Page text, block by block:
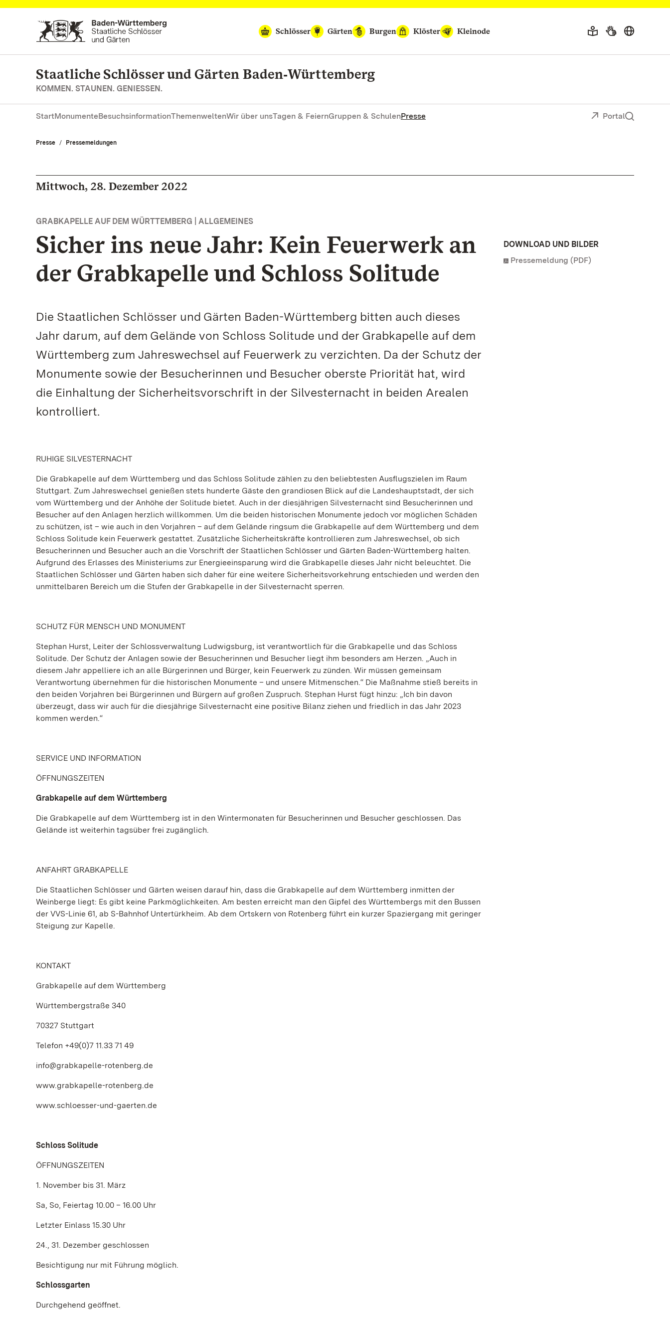
Zum Hauptinhalt springen
Schlösser
Gärten Burgen Klöster Kleinode
Staatliche Schlösser und Gärten Baden‑Württemberg
KOMMEN. STAUNEN. GENIESSEN.
StartMonumenteBesuchsinformationThemenweltenWir über unsTagen & FeiernGruppen & SchulenPresse Portal
Presse Pressemeldungen
Mittwoch, 28. Dezember 2022
GRABKAPELLE AUF DEM WÜRTTEMBERG | ALLGEMEINES
Sicher ins neue Jahr: Kein Feuerwerk an
der Grabkapelle und Schloss Solitude
Die Staatlichen Schlösser und Gärten Baden-Württemberg bitten auch dieses
Jahr darum, auf dem Gelände von Schloss Solitude und der Grabkapelle auf dem
Württemberg zum Jahreswechsel auf Feuerwerk zu verzichten. Da der Schutz der
Monumente sowie der Besucherinnen und Besucher oberste Priorität hat, wird
die Einhaltung der Sicherheitsvorschrift in der Silvesternacht in beiden Arealen
kontrolliert.
RUHIGE SILVESTERNACHT
Die Grabkapelle auf dem Württemberg und das Schloss Solitude zählen zu den beliebtesten Ausflugszielen im Raum
Stuttgart. Zum Jahreswechsel genießen stets hunderte Gäste den grandiosen Blick auf die Landeshauptstadt, der sich
vom Württemberg und der Anhöhe der Solitude bietet. Auch in der diesjährigen Silvesternacht sind Besucherinnen und
Besucher auf den Anlagen herzlich willkommen. Um die beiden historischen Monumente jedoch vor möglichen Schäden
zu schützen, ist – wie auch in den Vorjahren – auf dem Gelände ringsum die Grabkapelle auf dem Württemberg und dem
Schloss Solitude kein Feuerwerk gestattet. Zusätzliche Sicherheitskräfte kontrollieren zum Jahreswechsel, ob sich
Besucherinnen und Besucher auch an die Vorschrift der Staatlichen Schlösser und Gärten Baden-Württemberg halten.
Aufgrund des Erlasses des Ministeriums zur Energieeinsparung wird die Grabkapelle dieses Jahr nicht beleuchtet. Die
Staatlichen Schlösser und Gärten haben sich daher für eine weitere Sicherheitsvorkehrung entschieden und werden den
unmittelbaren Bereich um die Stufen der Grabkapelle in der Silvesternacht sperren.
SCHUTZ FÜR MENSCH UND MONUMENT
Stephan Hurst, Leiter der Schlossverwaltung Ludwigsburg, ist verantwortlich für die Grabkapelle und das Schloss
Solitude. Der Schutz der Anlagen sowie der Besucherinnen und Besucher liegt ihm besonders am Herzen. „Auch in
diesem Jahr appelliere ich an alle Bürgerinnen und Bürger, kein Feuerwerk zu zünden. Wir müssen gemeinsam
Verantwortung übernehmen für die historischen Monumente – und unsere Mitmenschen.“ Die Maßnahme stieß bereits in
den beiden Vorjahren bei Bürgerinnen und Bürgern auf großen Zuspruch. Stephan Hurst fügt hinzu: „Ich bin davon
überzeugt, dass wir auch für die diesjährige Silvesternacht eine positive Bilanz ziehen und friedlich in das Jahr 2023
kommen werden.“
SERVICE UND INFORMATION
ÖFFNUNGSZEITEN
Grabkapelle auf dem Württemberg
Die Grabkapelle auf dem Württemberg ist in den Wintermonaten für Besucherinnen und Besucher geschlossen. Das
Gelände ist weiterhin tagsüber frei zugänglich.
ANFAHRT GRABKAPELLE
Die Staatlichen Schlösser und Gärten weisen darauf hin, dass die Grabkapelle auf dem Württemberg inmitten der
Weinberge liegt: Es gibt keine Parkmöglichkeiten. Am besten erreicht man den Gipfel des Württembergs mit den Bussen
der VVS-Linie 61, ab S-Bahnhof Untertürkheim. Ab dem Ortskern von Rotenberg führt ein kurzer Spaziergang mit geringer
Steigung zur Kapelle.
KONTAKT
Grabkapelle auf dem Württemberg
Württembergstraße 340
70327 Stuttgart
Telefon +49(0)7 11.33 71 49
info@grabkapelle-rotenberg.de
www.grabkapelle-rotenberg.de
www.schloesser-und-gaerten.de
Schloss Solitude
ÖFFNUNGSZEITEN
1. November bis 31. März
Sa, So, Feiertag 10.00 – 16.00 Uhr
Letzter Einlass 15.30 Uhr
24., 31. Dezember geschlossen
Besichtigung nur mit Führung möglich.
Schlossgarten
Durchgehend geöffnet.
DOWNLOAD UND BILDER
Pressemeldung (PDF)